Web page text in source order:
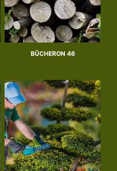
BÛCHERON 46